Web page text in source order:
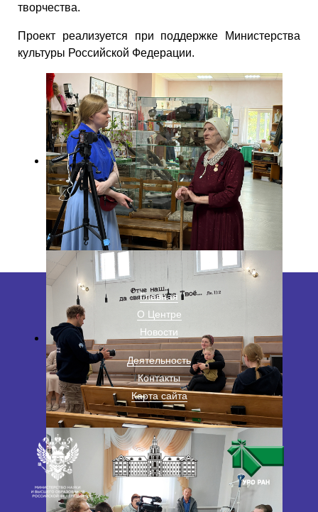
творчества.
Проект реализуется при поддержке Министерства
культуры Российской Федерации.
Главная
О Центре
Новости
Деятельность
Контакты
Карта сайта